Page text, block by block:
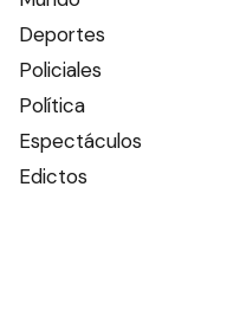
Deportes
Policiales
Política
Espectáculos
Edictos